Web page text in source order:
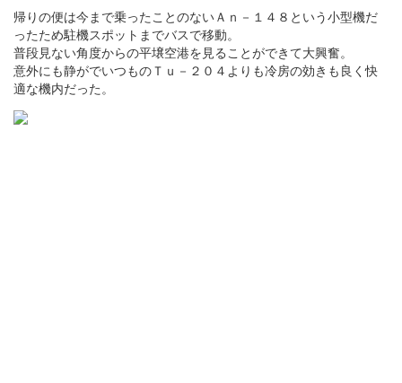
帰りの便は今まで乗ったことのないＡｎ－１４８という小型機だ
ったため駐機スポットまでバスで移動。
普段見ない角度からの平壌空港を見ることができて大興奮。
意外にも静がでいつものＴｕ－２０４よりも冷房の効きも良く快
適な機内だった。